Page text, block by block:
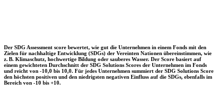
Der SDG Assessment score bewertet, wie gut die Unternehmen in einem Fonds mit den
Zielen für nachhaltige Entwicklung (SDGs) der Vereinten Nationen übereinstimmen, wie
z. B. Klimaschutz, hochwertige Bildung oder sauberes Wasser. Der Score basiert auf
einem gewichteten Durchschnitt der SDG Solutions Scores der Unternehmen im Fonds
und reicht von -10,0 bis 10,0. Für jedes Unternehmen summiert der SDG Solutions Score
den höchsten positiven und den niedrigsten negativen Einfluss auf die SDGs, ebenfalls im
Bereich von -10 bis +10.